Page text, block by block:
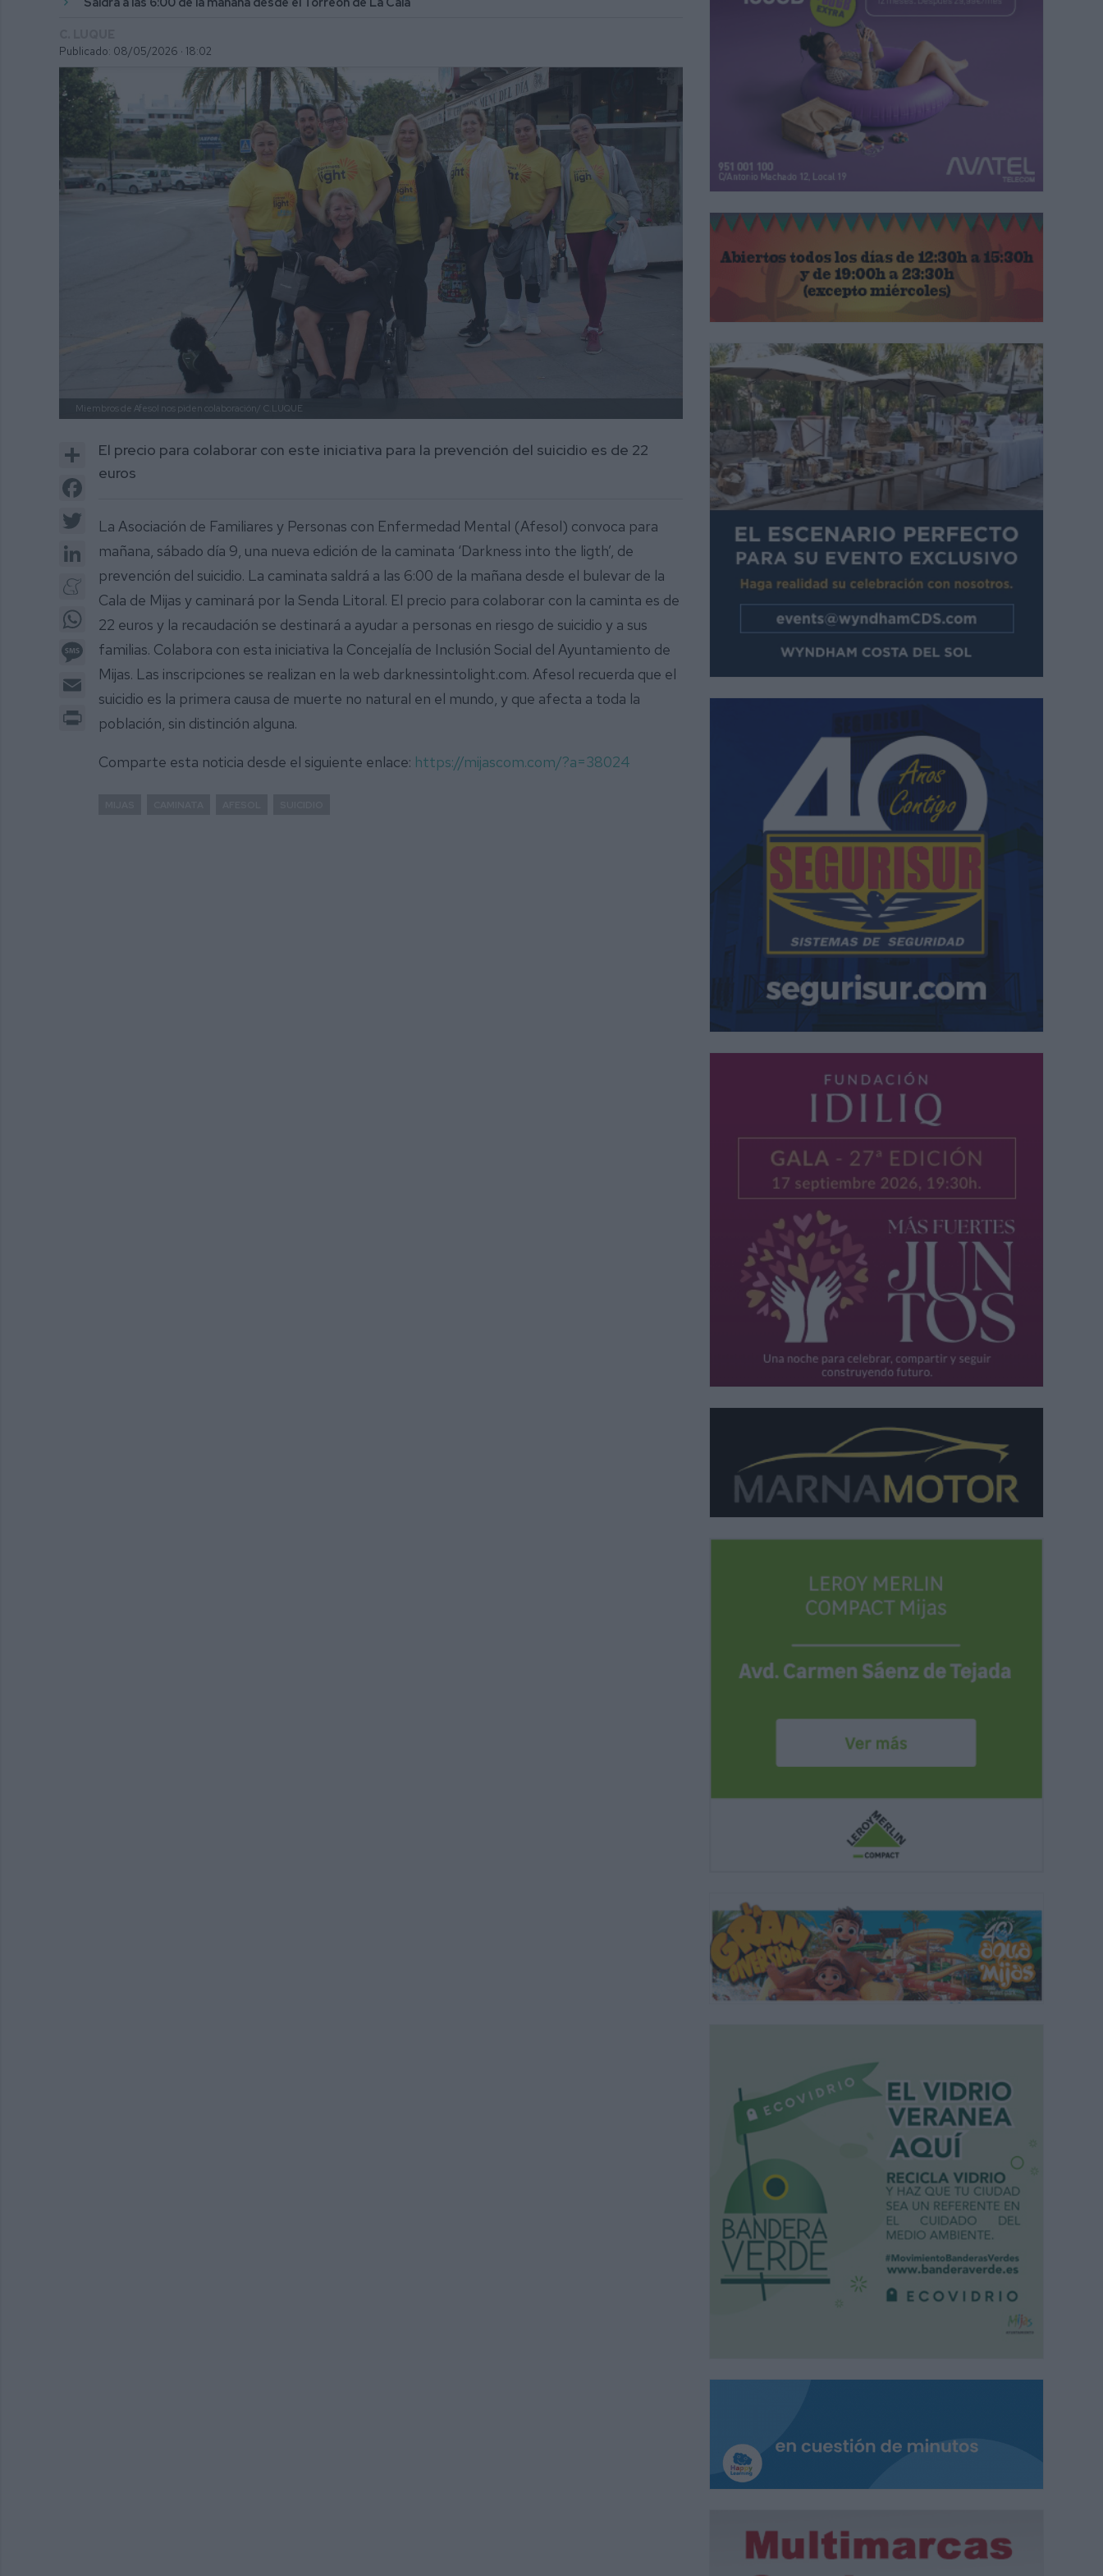
Publicado: 08/05/2026 · 18:02
Miembros de Afesol nos piden colaboración/ C.LUQUE
Share
Facebook
LinkedIn
Meneame
Message
Email
El precio para colaborar con este iniciativa para la prevención del suicidio es de 22
euros
La Asociación de Familiares y Personas con Enfermedad Mental (Afesol) convoca para
mañana, sábado día 9, una nueva edición de la caminata ‘Darkness into the ligth’, de
prevención del suicidio. La caminata saldrá a las 6:00 de la mañana desde el bulevar de la
Cala de Mijas y caminará por la Senda Litoral. El precio para colaborar con la caminta es de
22 euros y la recaudación se destinará a ayudar a personas en riesgo de suicidio y a sus
familias. Colabora con esta iniciativa la Concejalía de Inclusión Social del Ayuntamiento de
Mijas. Las inscripciones se realizan en la web darknessintolight.com. Afesol recuerda que el
suicidio es la primera causa de muerte no natural en el mundo, y que afecta a toda la
población, sin distinción alguna.
Comparte esta noticia desde el siguiente enlace: https://mijascom.com/?a=38024